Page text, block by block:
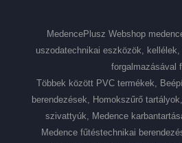
MedencePlusz Webshop
uszodatechnikai eszközök,
forgalmazásával
Többek között PVC termékek,
berendezések, Homokszűrő
szivattyúk, Medence
Medence fűtéstechnikai